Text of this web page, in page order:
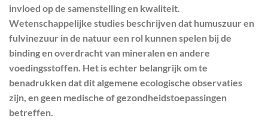
invloed op de samenstelling en kwaliteit.
Wetenschappelijke studies beschrijven dat humuszuur en
fulvinezuur in de natuur een rol kunnen spelen bij de
binding en overdracht van mineralen en andere
voedingsstoffen. Het is echter belangrijk om te
benadrukken dat dit algemene ecologische observaties
zijn, en geen medische of gezondheidstoepassingen
betreffen.